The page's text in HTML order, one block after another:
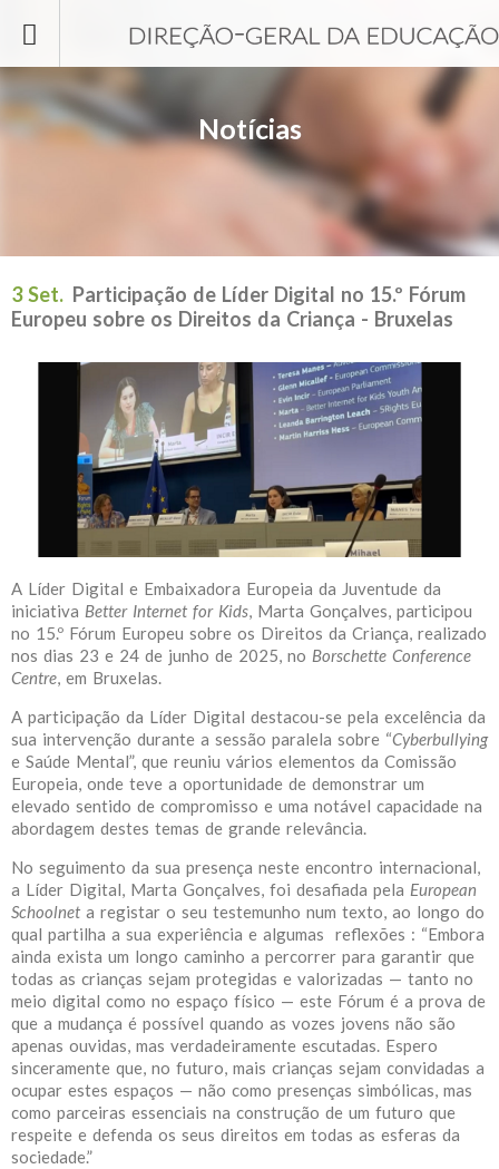
Notícias
3 Set. Participação de Líder Digital no 15.º Fórum
Europeu sobre os Direitos da Criança - Bruxelas
A Líder Digital e Embaixadora Europeia da Juventude da
iniciativa Better Internet for Kids, Marta Gonçalves, participou
no 15.º Fórum Europeu sobre os Direitos da Criança, realizado
nos dias 23 e 24 de junho de 2025, no Borschette Conference
Centre, em Bruxelas.
A participação da Líder Digital destacou-se pela excelência da
sua intervenção durante a sessão paralela sobre “Cyberbullying
e Saúde Mental”, que reuniu vários elementos da Comissão
Europeia, onde teve a oportunidade de demonstrar um
elevado sentido de compromisso e uma notável capacidade na
abordagem destes temas de grande relevância.
No seguimento da sua presença neste encontro internacional,
a Líder Digital, Marta Gonçalves, foi desafiada pela European
Schoolnet a registar o seu testemunho num texto, ao longo do
qual partilha a sua experiência e algumas reflexões : “Embora
ainda exista um longo caminho a percorrer para garantir que
todas as crianças sejam protegidas e valorizadas — tanto no
meio digital como no espaço físico — este Fórum é a prova de
que a mudança é possível quando as vozes jovens não são
apenas ouvidas, mas verdadeiramente escutadas. Espero
sinceramente que, no futuro, mais crianças sejam convidadas a
ocupar estes espaços — não como presenças simbólicas, mas
como parceiras essenciais na construção de um futuro que
respeite e defenda os seus direitos em todas as esferas da
sociedade.”